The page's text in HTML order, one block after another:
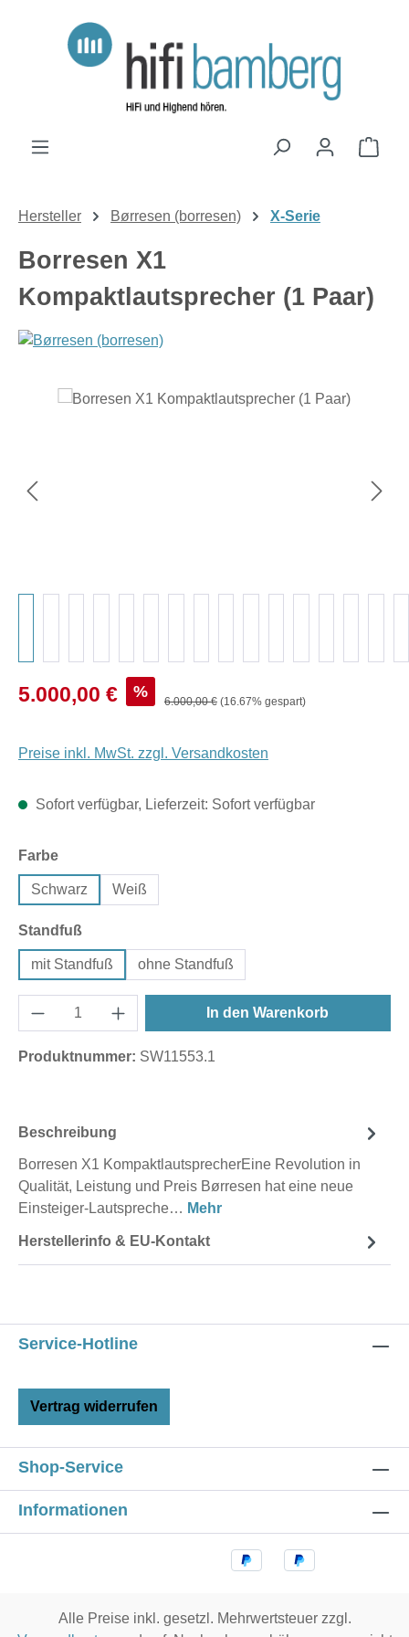
Zum Hauptinhalt springen
Hersteller Børresen (borresen) X-Serie
Borresen X1
Kompaktlautsprecher (1 Paar)
Bildergalerie überspringen
Verkaufspreis:
5.000,00 € % Regulärer Preis:
6.000,00 € (16.67% gespart)
Preise inkl. MwSt. zzgl. Versandkosten
Sofort verfügbar, Lieferzeit: Sofort verfügbar
Farbeauswählen
Schwarz Weiß
Standfußauswählen
mit Standfuß ohne Standfuß
In den Warenkorb
Produktnummer: SW11553.1
Beschreibung
Borresen X1 KompaktlautsprecherEine Revolution in
Qualität, Leistung und Preis Børresen hat eine neue
Einsteiger-Lautspreche… Mehr
Herstellerinfo & EU-Kontakt
Service-Hotline
Vertrag widerrufen
Shop-Service
Informationen
Alle Preise inkl. gesetzl. Mehrwertsteuer zzgl.